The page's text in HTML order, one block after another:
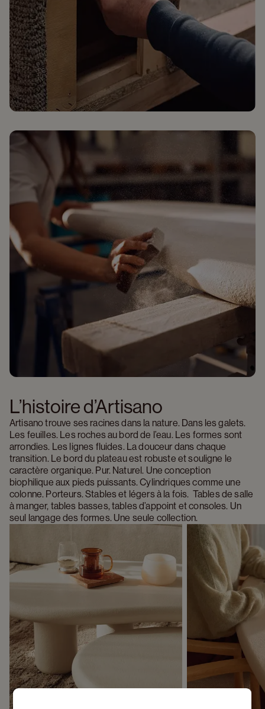
L’histoire d’Artisano
Artisano trouve ses racines dans la nature. Dans les galets.
Les feuilles. Les roches au bord de l’eau. Les formes sont
arrondies. Les lignes fluides. La douceur dans chaque
transition. Le bord du plateau est robuste et souligne le
caractère organique. Pur. Naturel. Une conception
biophilique aux pieds puissants. Cylindriques comme une
colonne. Porteurs. Stables et légers à la fois.  Tables de salle
à manger, tables basses, tables d’appoint et consoles. Un
seul langage des formes. Une seule collection.